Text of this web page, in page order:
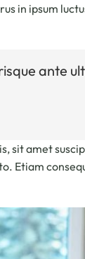
in ipsum
ante
sit amet
Etiam